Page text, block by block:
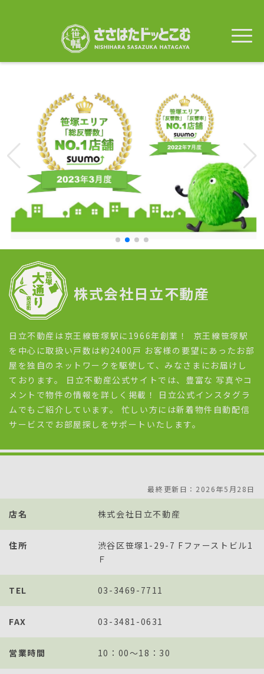
テ
株式会社日立不動産
日立不動産は京王線笹塚駅に1966年創業！ 京王線笹塚駅
を中心に取扱い戸数は約2400戸 お客様の要望にあったお部
屋を独自のネットワークを駆使して、みなさまにお届けし
ております。 日立不動産公式サイトでは、豊富な 写真やコ
メントで物件の情報を詳しく掲載！ 日立公式インスタグラ
ムでもご紹介しています。 忙しい方には新着物件自動配信
サービスでお部屋探しをサポートいたします。
最終更新日：2026年5月28日
店名 株式会社日立不動産
住所
渋谷区笹塚1-29-7 Fファーストビル1
Ｆ
TEL 03-3469-7711
FAX 03-3481-0631
営業時間 10：00～18：30